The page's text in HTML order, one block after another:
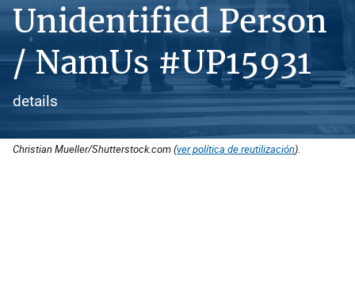
Unidentified Person
/ NamUs #UP15931
details
Christian Mueller/Shutterstock.com (ver política de reutilización).